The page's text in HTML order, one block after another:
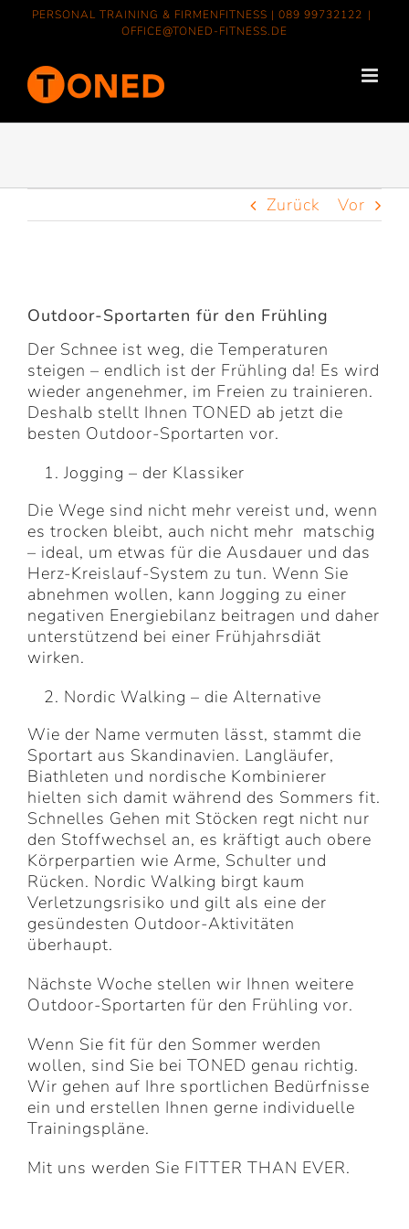
ZumPERSONAL TRAINING & FIRMENFITNESS | 089 99732122 |
OFFICE@TONED-FITNESS.DE
Zurück Vor
grösseres
Bild
Outdoor-Sportarten für den Frühling
Der Schnee ist weg, die Temperaturen
steigen – endlich ist der Frühling da! Es wird
wieder angenehmer, im Freien zu trainieren.
Deshalb stellt Ihnen TONED ab jetzt die
besten Outdoor-Sportarten vor.
Jogging – der Klassiker
Die Wege sind nicht mehr vereist und, wenn
es trocken bleibt, auch nicht mehr matschig
– ideal, um etwas für die Ausdauer und das
Herz-Kreislauf-System zu tun. Wenn Sie
abnehmen wollen, kann Jogging zu einer
negativen Energiebilanz beitragen und daher
unterstützend bei einer Frühjahrsdiät
wirken.
Nordic Walking – die Alternative
Wie der Name vermuten lässt, stammt die
Sportart aus Skandinavien. Langläufer,
Biathleten und nordische Kombinierer
hielten sich damit während des Sommers fit.
Schnelles Gehen mit Stöcken regt nicht nur
den Stoffwechsel an, es kräftigt auch obere
Körperpartien wie Arme, Schulter und
Rücken. Nordic Walking birgt kaum
Verletzungsrisiko und gilt als eine der
gesündesten Outdoor-Aktivitäten
überhaupt.
Nächste Woche stellen wir Ihnen weitere
Outdoor-Sportarten für den Frühling vor.
Wenn Sie fit für den Sommer werden
wollen, sind Sie bei TONED genau richtig.
Wir gehen auf Ihre sportlichen Bedürfnisse
ein und erstellen Ihnen gerne individuelle
Trainingspläne.
Mit uns werden Sie FITTER THAN EVER.